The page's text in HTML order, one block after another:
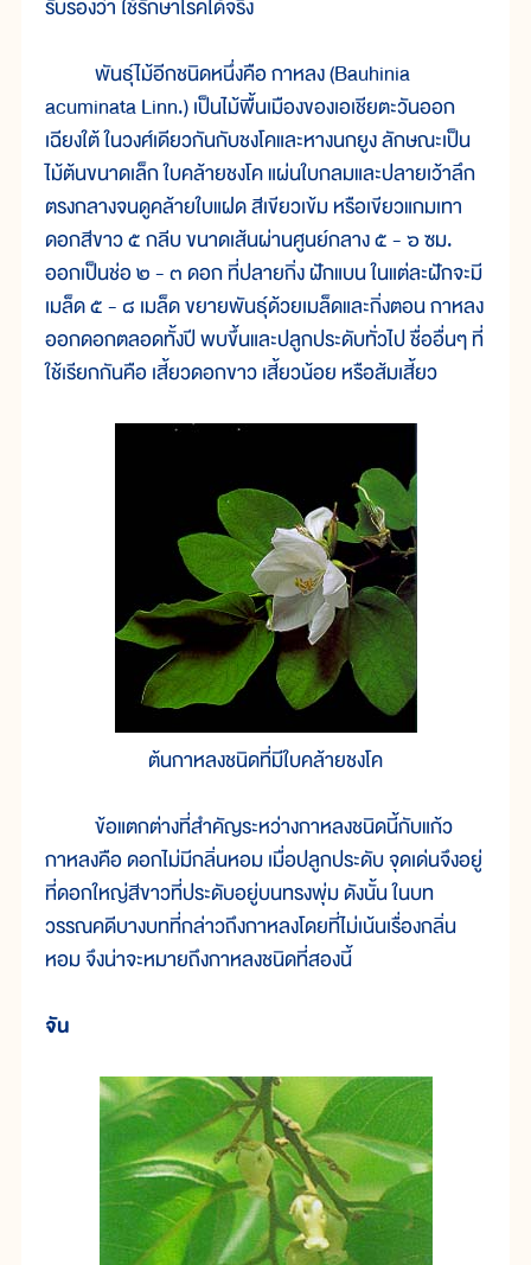
รับรองว่า ใช้รักษาโรคได้จริง
พันธุ์ไม้อีกชนิดหนึ่งคือ กาหลง (Bauhinia
acuminata Linn.) เป็นไม้พื้นเมืองของเอเชียตะวันออก
เฉียงใต้ ในวงศ์เดียวกันกับชงโคและหางนกยูง ลักษณะเป็น
ไม้ต้นขนาดเล็ก ใบคล้ายชงโค แผ่นใบกลมและปลายเว้าลึก
ตรงกลางจนดูคล้ายใบแฝด สีเขียวเข้ม หรือเขียวแกมเทา
ดอกสีขาว ๕ กลีบ ขนาดเส้นผ่านศูนย์กลาง ๕ - ๖ ซม.
ออกเป็นช่อ ๒ - ๓ ดอก ที่ปลายกิ่ง ฝักแบน ในแต่ละฝักจะมี
เมล็ด ๕ - ๘ เมล็ด ขยายพันธุ์ด้วยเมล็ดและกิ่งตอน กาหลง
ออกดอกตลอดทั้งปี พบขึ้นและปลูกประดับทั่วไป ชื่ออื่นๆ ที่
ใช้เรียกกันคือ เสี้ยวดอกขาว เสี้ยวน้อย หรือส้มเสี้ยว
ต้นกาหลงชนิดที่มีใบคล้ายชงโค
ข้อแตกต่างที่สำคัญระหว่างกาหลงชนิดนี้กับแก้ว
กาหลงคือ ดอกไม่มีกลิ่นหอม เมื่อปลูกประดับ จุดเด่นจึงอยู่
ที่ดอกใหญ่สีขาวที่ประดับอยู่บนทรงพุ่ม ดังนั้น ในบท
วรรณคดีบางบทที่กล่าวถึงกาหลงโดยที่ไม่เน้นเรื่องกลิ่น
หอม จึงน่าจะหมายถึงกาหลงชนิดที่สองนี้
จัน